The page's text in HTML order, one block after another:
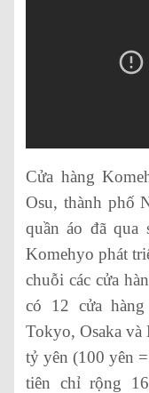
Cửa hàng
Osu, thành phố
quần áo đã qua
Komehyo phát
chuỗi các cửa
có 12 cửa
Tokyo, Osaka và
tỷ yên (100 yên
tiên chỉ rộng